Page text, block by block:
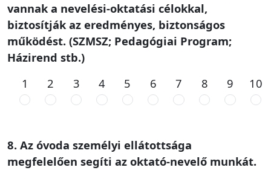
vannak a nevelési-oktatási célokkal,
biztosítják az eredményes, biztonságos
működést. (SZMSZ; Pedagógiai Program;
Házirend stb.)
1
2 3 4 5 6 7 8 9 10
8. Az óvoda személyi ellátottsága
megfelelően segíti az oktató-nevelő munkát.